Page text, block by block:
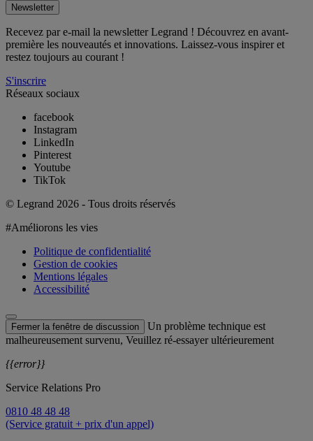
Newsletter
Recevez par e-mail la newsletter Legrand ! Découvrez en avant-
première les nouveautés et innovations. Laissez-vous inspirer et
restez toujours au courant !
S'inscrire
Réseaux sociaux
facebook
Instagram
LinkedIn
Pinterest
Youtube
TikTok
© Legrand 2026 - Tous droits réservés
#Améliorons les vies
Politique de confidentialité
Gestion de cookies
Mentions légales
Accessibilité
Fermer la fenêtre de discussion
Un problème technique est
malheureusement survenu, Veuillez ré-essayer ultérieurement
{{error}}
Service Relations Pro
0810 48 48 48
(Service gratuit + prix d'un appel)